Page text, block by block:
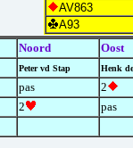
AV863
A93
Noord Oost
Peter vd Stap Henk
pas
2
2
pas